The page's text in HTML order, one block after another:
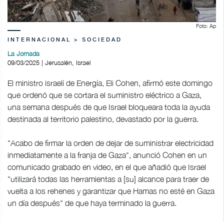
Foto: Ap
INTERNACIONAL > SOCIEDAD
La Jornada
09/03/2025 | Jerusalén, Israel
El ministro israelí de Energía, Eli Cohen, afirmó este domingo
que ordenó que se cortara el suministro eléctrico a Gaza,
una semana después de que Israel bloqueara toda la ayuda
destinada al territorio palestino, devastado por la guerra.
"Acabo de firmar la orden de dejar de suministrar electricidad
inmediatamente a la franja de Gaza", anunció Cohen en un
comunicado grabado en video, en el que añadió que Israel
"utilizará todas las herramientas a [su] alcance para traer de
vuelta a los rehenes y garantizar que Hamas no esté en Gaza
un día después" de que haya terminado la guerra.